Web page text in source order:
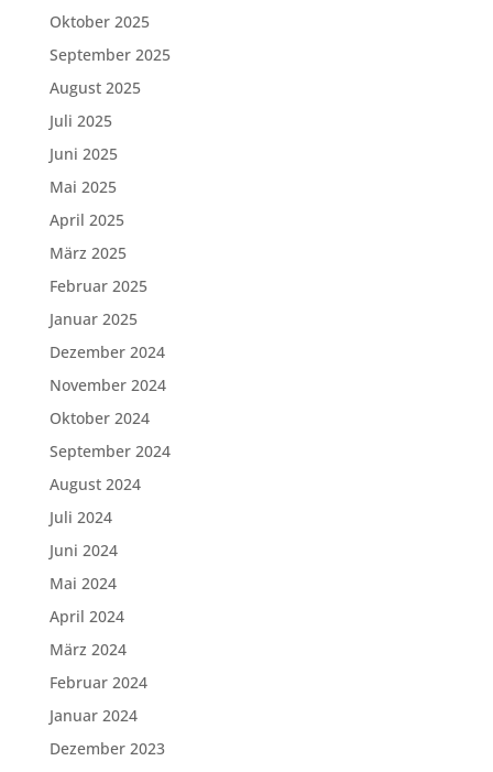
Oktober 2025
September 2025
August 2025
Juli 2025
Juni 2025
Mai 2025
April 2025
März 2025
Februar 2025
Januar 2025
Dezember 2024
November 2024
Oktober 2024
September 2024
August 2024
Juli 2024
Juni 2024
Mai 2024
April 2024
März 2024
Februar 2024
Januar 2024
Dezember 2023